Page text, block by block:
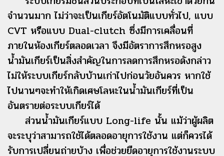
จำนวนมาก ไม่ว่าจะเป็นเกียร์อัตโนมัติแบบทั่วไป, แบบ
CVT หรือแบบ Dual-clutch ซึ่งมีการเคลื่อนที่
ภายในห้องเกียร์ตลอดเวลา จึงมีอัตราการสึกหรอสูง
น้ำมันเกียร์เป็นสิ่งสำคัญในการลดการสึกหรอดังกล่าว
ไม่ให้ระบบเกียร์กลับบ้านเก่าไปก่อนวัยอันควร หากใช้
ไปนานๆจะทำให้เกิดเศษโลหะในน้ำมันเกียร์ที่เป็น
อันตรายต่อระบบเกียร์ได้
ส่วนน้ำมันเกียร์แบบ Long-life นั้น แม้ว่าผู้ผลิต
จะระบุว่าสามารถใช้ได้ตลอดอายุการใช้งาน แต่ก็ควรได้
รับการเปลี่ยนถ่ายบ้าง เพื่อช่วยยืดอายุการใช้งานระบบ